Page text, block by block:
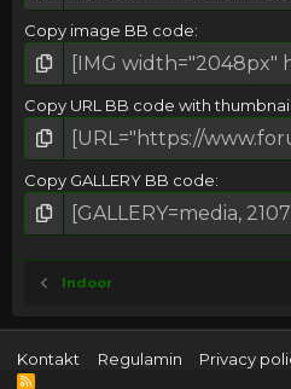
Copy image BB code
Copy URL BB code with thumbnail
Copy GALLERY BB code
Indoor
Kontakt Regulamin Privacy
R